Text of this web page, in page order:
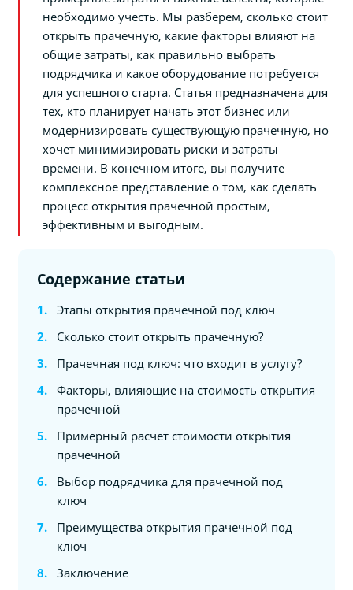
необходимо учесть. Мы разберем, сколько стоит
открыть прачечную, какие факторы влияют на
общие затраты, как правильно выбрать
подрядчика и какое оборудование потребуется
для успешного старта. Статья предназначена для
тех, кто планирует начать этот бизнес или
модернизировать существующую прачечную, но
хочет минимизировать риски и затраты
времени. В конечном итоге, вы получите
комплексное представление о том, как сделать
процесс открытия прачечной простым,
эффективным и выгодным.
Содержание статьи
Этапы открытия прачечной под ключ
Сколько стоит открыть прачечную?
Прачечная под ключ: что входит в услугу?
Факторы, влияющие на стоимость открытия
прачечной
Примерный расчет стоимости открытия
прачечной
Выбор подрядчика для прачечной под
ключ
Преимущества открытия прачечной под
ключ
Заключение